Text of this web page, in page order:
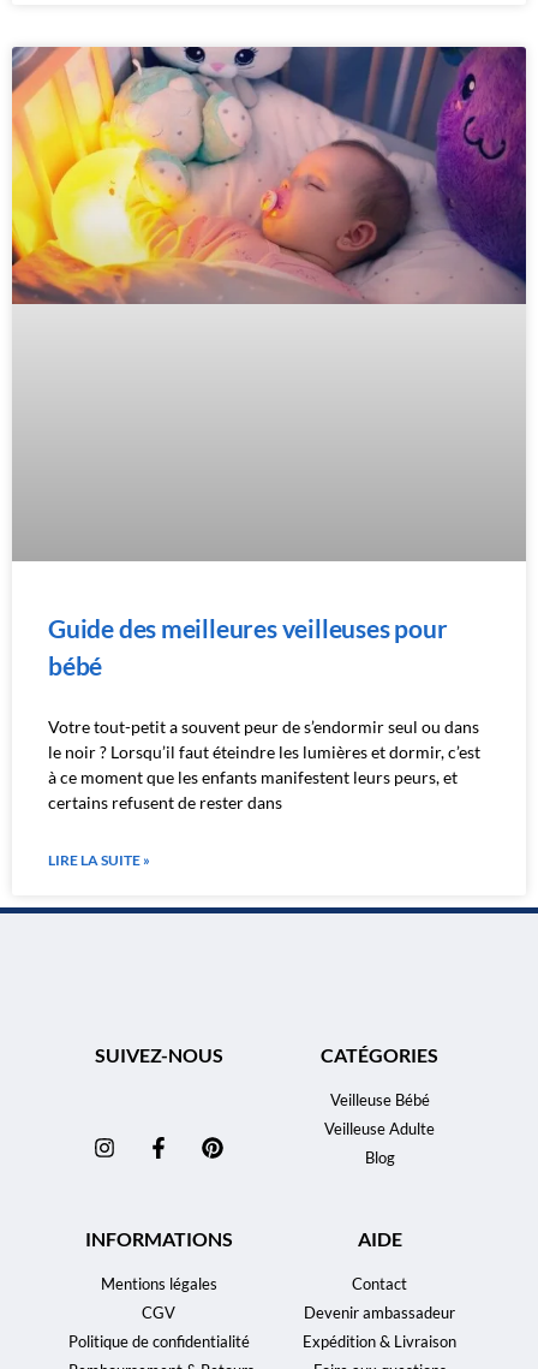
Guide des meilleures veilleuses pour
bébé
Votre tout-petit a souvent peur de s’endormir seul ou dans
le noir ? Lorsqu’il faut éteindre les lumières et dormir, c’est
à ce moment que les enfants manifestent leurs peurs, et
certains refusent de rester dans
LIRE LA SUITE »
SUIVEZ-NOUS CATÉGORIES
Veilleuse Bébé
Veilleuse Adulte
Blog
INFORMATIONS
Mentions légales
CGV
Politique de confidentialité
AIDE
Contact
Devenir ambassadeur
Expédition & Livraison